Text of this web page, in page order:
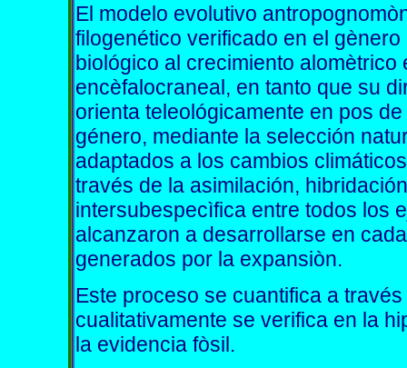
El modelo evolutivo
filogenético verificado en el
biológico al crecimiento
encèfalocraneal, en tanto que su
orienta teleológicamente en pos
género, mediante la selección
adaptados a los cambios
través de la asimilación,
intersubespecìfica entre todos los
alcanzaron a desarrollarse en
generados por la expansiòn.
Este proceso se cuantifica a
cualitativamente se verifica en la
la evidencia fòsil.